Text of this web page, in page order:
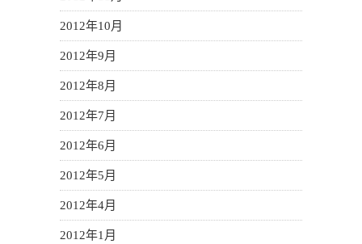
2012年10月
2012年9月
2012年8月
2012年7月
2012年6月
2012年5月
2012年4月
2012年1月